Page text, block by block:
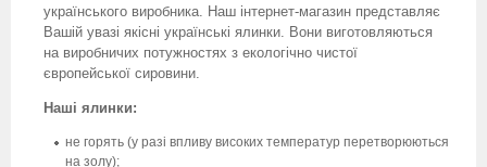
українського виробника. Наш інтернет-магазин представляє
Вашій увазі якісні українські ялинки. Вони виготовляються
на виробничих потужностях з екологічно чистої
європейської сировини.
Наші ялинки:
не горять (у разі впливу високих температур перетворюються
на золу);